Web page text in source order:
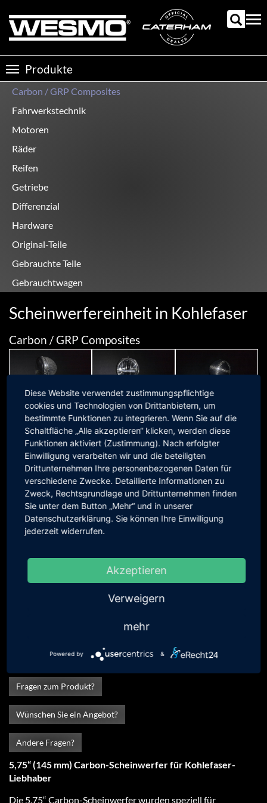
zum
Inhalt
Toggle
navigation
Produkte
Produktkategorien
Carbon / GRP Composites
Fahrwerkstechnik
Motoren
Räder
Reifen
Getriebe
Differenzial
Hardware
Original-Teile
Gebrauchte Teile
Gebrauchtwagen
Scheinwerfereinheit in Kohlefaser
Carbon / GRP Composites
MOG Composite
Scheinwerfer aus Kohlefaser mit H4
Leuchtmittel
(Preis pro Paar)
ab 1.188,81 €
999,00 € exkl. MwSt
zugelassener Caterham LED
(Preis pro Paar)
2.349,00 € exkl. MwSt
(Preis pro Paar)
199,00 € exkl. MwSt
Fragen zum Produkt?
Wünschen Sie ein Angebot?
Andere Fragen?
5,75“ (145 mm) Carbon-Scheinwerfer für Kohlefaser-
Liebhaber
Die 5,75“ Carbon-Scheinwerfer wurden speziell für
Diese Website verwendet zustimmungspflichtige
cookies und Technologien von Drittanbietern, um
bestimmte Funktionen zu integrieren. Wenn Sie auf die
Schaltfläche „Alle akzeptieren“ klicken, werden diese
Funktionen aktiviert (Zustimmung). Nach erfolgter
Einwilligung verarbeiten wir und die beteiligten
Drittunternehmen Ihre personenbezogenen Daten für
verschiedene Zwecke. Detaillierte Informationen zu
Zweck, Rechtsgrundlage und Drittunternehmen finden
Sie unter dem Button „Mehr“ und in unserer
Datenschutzerklärung. Sie können Ihre Einwilligung
jederzeit widerrufen.
Akzeptieren
Verweigern
mehr
Powered by &